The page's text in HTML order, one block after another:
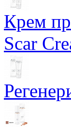
Крем
Scar